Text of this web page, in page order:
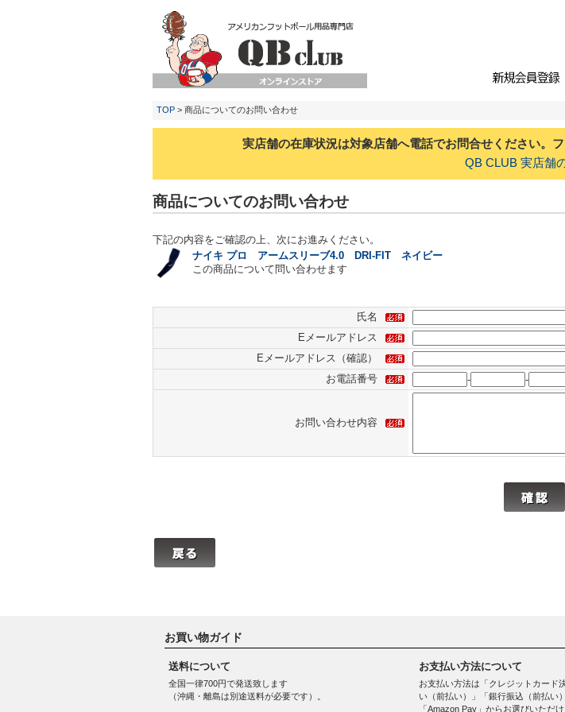
TOP > 商品についてのお問い合わせ
実店舗の在庫状況は対象店舗へ電話でお問合せください。
QB CLUB 実店舗
商品についてのお問い合わせ
下記の内容をご確認の上、次にお進みください。
ナイキ プロ アームスリーブ4.0 DRI-FIT ネイビー
この商品について問い合わせます
氏名
Eメールアドレス
Eメールアドレス（確認）
お電話番号
- -
お問い合わせ内容
お買い物ガイド
送料について
全国一律700円で発送致します
（沖縄・離島は別途送料が必要です）。
お支払い方法について
お支払い方法は「クレジットカード
い（前払い）」「銀行振込（前払い
「Amazon Pay」からお選びいただけ